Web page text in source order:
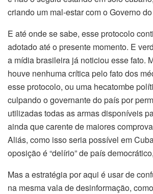
criando um mal-estar com o Governo
E até onde se sabe, esse protocolo
adotado até o presente momento. E
a mídia brasileira já noticiou esse fato.
houve nenhuma crítica pelo fato dos
esse protocolo, ou uma hecatombe
culpando o governante do país por
utilizadas todas as armas disponíveis
ainda que carente de maiores
Aliás, como isso seria possível em
oposição é “delírio” de país
Mas a estratégia por aqui é usar de
na mesma vala de desinformação,